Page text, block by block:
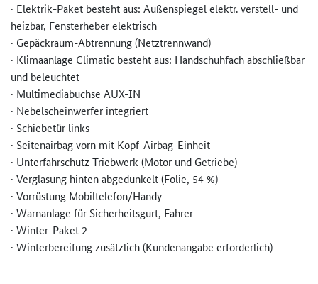
· Elektrik-Paket besteht aus: Außenspiegel elektr. verstell- und
heizbar, Fensterheber elektrisch
· Gepäckraum-Abtrennung (Netztrennwand)
· Klimaanlage Climatic besteht aus: Handschuhfach abschließbar
und beleuchtet
· Multimediabuchse AUX-IN
· Nebelscheinwerfer integriert
· Schiebetür links
· Seitenairbag vorn mit Kopf-Airbag-Einheit
· Unterfahrschutz Triebwerk (Motor und Getriebe)
· Verglasung hinten abgedunkelt (Folie, 54 %)
· Vorrüstung Mobiltelefon/Handy
· Warnanlage für Sicherheitsgurt, Fahrer
· Winter-Paket 2
· Winterbereifung zusätzlich (Kundenangabe erforderlich)